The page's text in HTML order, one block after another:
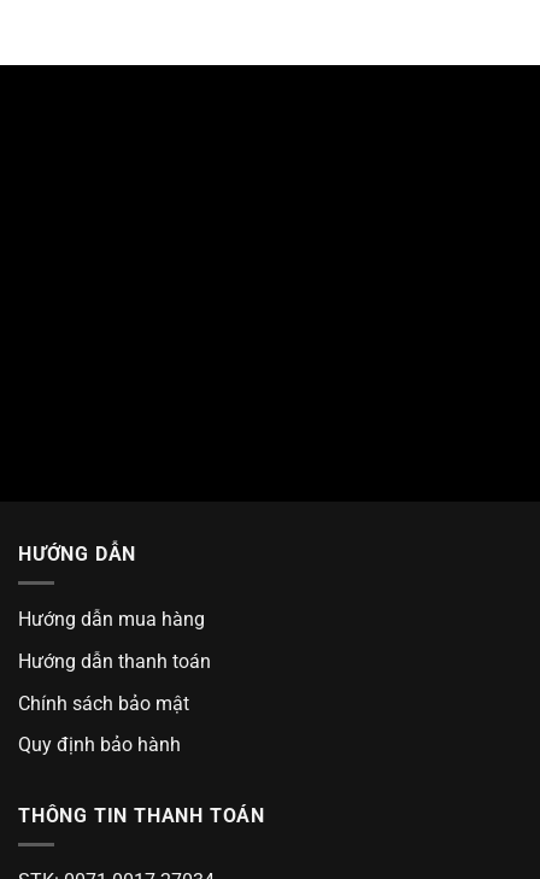
HƯỚNG DẪN
Hướng dẫn mua hàng
Hướng dẫn thanh toán
Chính sách bảo mật
Quy định bảo hành
THÔNG TIN THANH TOÁN